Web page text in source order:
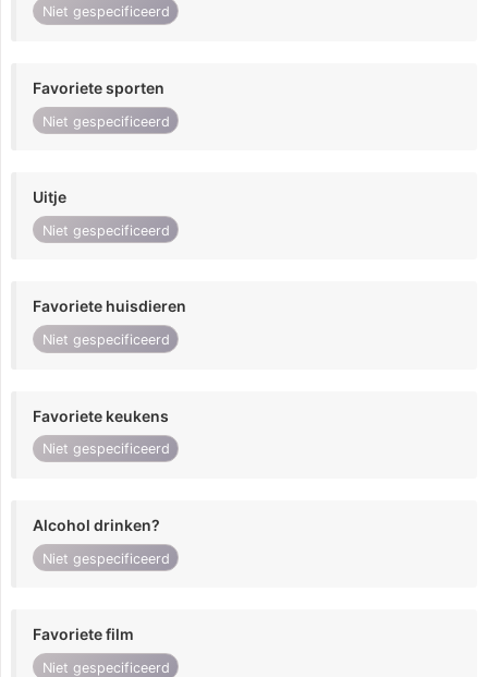
Niet gespecificeerd
Favoriete sporten
Niet gespecificeerd
Uitje
Niet gespecificeerd
Favoriete huisdieren
Niet gespecificeerd
Favoriete keukens
Niet gespecificeerd
Alcohol drinken?
Niet gespecificeerd
Favoriete film
Niet gespecificeerd